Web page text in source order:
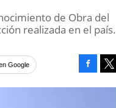
de Obra del
realizada en el país.
Google